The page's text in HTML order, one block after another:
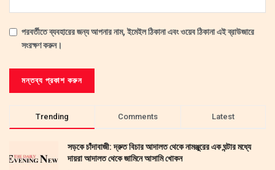
পরবর্তীতে ব্যবহারের জন্য আপনার নাম, ইমেইল ঠিকানা এবং ওয়েব ঠিকানা এই ব্রাউজারে
সংরক্ষণ করুন।
Trending Comments Latest
সড়কে চাঁদাবাজী: দ্রুত বিচার আদালত থেকে নামঞ্জুরের এক ঘন্টার মধ্যে
দায়রা আদালত থেকে জামিনে আসামি খোকন